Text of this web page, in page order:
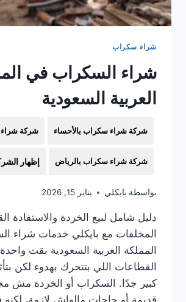
شراء سكراب
شراء السكراب في
العربية السعودية
شركة شراء سكراب بالأحساء شركة شراء
شركة شراء سكراب بالرياض إظهار
بواسطة بايكلي يناير 15, 2026
دليل شامل لبيع الخردة والاستفادة
المخلفات مع بايكلي خدمات شراء
المملكة العربية السعودية بقت
القطاعات اللي بتتحرك بهدوء لكن
كبير جدًا. السكراب أو الخردة مش